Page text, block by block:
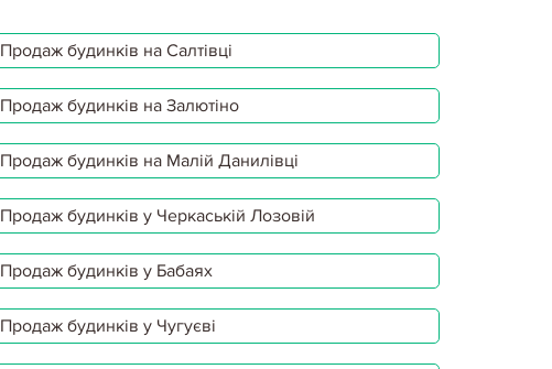
Продаж будинків на Салтівці
Продаж будинків на Залютіно
Продаж будинків на Малій Данилівці
Продаж будинків у Черкаській Лозовій
Продаж будинків у Бабаях
Продаж будинків у Чугуєві